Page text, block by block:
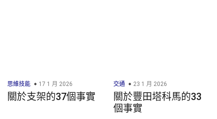
思維技能 17 1 月 2026
關於支架的37個事實
交通 23 1 月 2026
關於豐田塔科馬的33
個事實